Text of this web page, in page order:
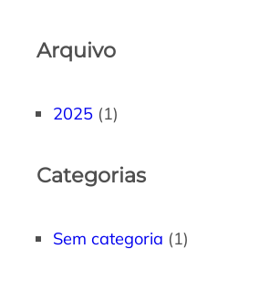
Arquivo
2025 (1)
Categorias
Sem categoria (1)